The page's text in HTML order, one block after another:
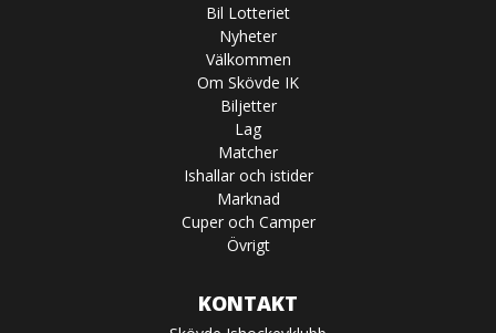
Bil Lotteriet
Nyheter
Välkommen
Om Skövde IK
Biljetter
Lag
Matcher
Ishallar och istider
Marknad
Cuper och Camper
Övrigt
KONTAKT